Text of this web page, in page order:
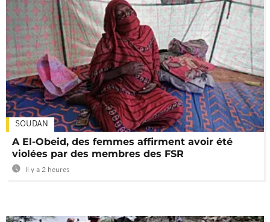
SOUDAN
A El-Obeid, des femmes affirment avoir été
violées par des membres des FSR
Il y a 2 heures